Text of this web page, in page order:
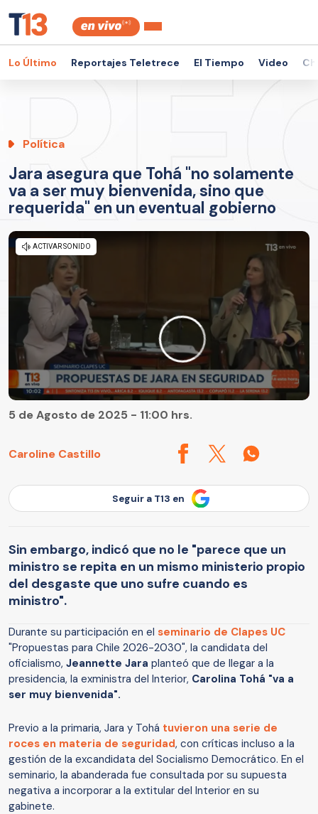
Lo Último Reportajes Teletrece El Tiempo Video
Política
Jara asegura que Tohá "no solamente
va a ser muy bienvenida, sino que
requerida" en un eventual gobierno
Caroline Castillo
5 de Agosto de 2025 - 11:00 hrs.
Seguir a T13 en
Sin embargo, indicó que no le "parece que un
ministro se repita en un mismo ministerio propio
del desgaste que uno sufre cuando es
ministro".
Durante su participación en el seminario de Clapes UC
"Propuestas para Chile 2026-2030", la candidata del
oficialismo, Jeannette Jara planteó que de llegar a la
presidencia, la exministra del Interior, Carolina Tohá "va a
ser muy bienvenida".
Previo a la primaria, Jara y Tohá tuvieron una serie de
roces en materia de seguridad, con críticas incluso a la
gestión de la excandidata del Socialismo Democrático. En el
seminario, la abanderada fue consultada por su supuesta
negativa a incorporar a la extitular del Interior en su
gabinete.